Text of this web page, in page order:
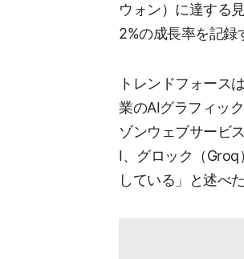
ウォン）に達する
2%の成長率を記録
トレンドフォース
業のAIグラフィッ
ゾンウェブサービ
I、グロック（Groq
している」と述べた